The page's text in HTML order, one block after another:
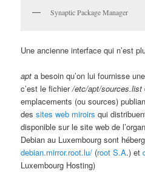
Synaptic Package Manager
Une ancienne interface qui n’est
apt a besoin qu’on lui fournisse
c’est le fichier/etc/apt/sources.list
emplacements (ou sources)
dessites web miroirs qui
disponible sur le site web de
Debian au Luxembourg sont
debian.mirror.root.lu/ (root S.A.) et
Luxembourg Hosting)